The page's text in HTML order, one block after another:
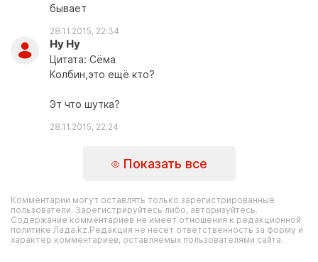
бывает
28.11.2015, 22:34
Ну Ну
Цитата: Сёма
Колбин,это ещё кто?
Эт что шутка?
28.11.2015, 22:24
Показать все
Комментарии могут оставлять только зарегистрированные
пользователи. Зарегистрируйтесь либо, авторизуйтесь.
Содержание комментариев не имеет отношения к редакционной
политике Лада.kz.Редакция не несет ответственность за форму и
характер комментариев, оставляемых пользователями сайта.